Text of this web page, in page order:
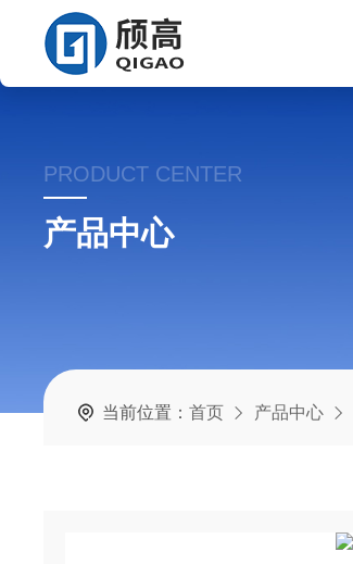
PRODUCT CENTER
产品中心
当前位置：首页 产品中心